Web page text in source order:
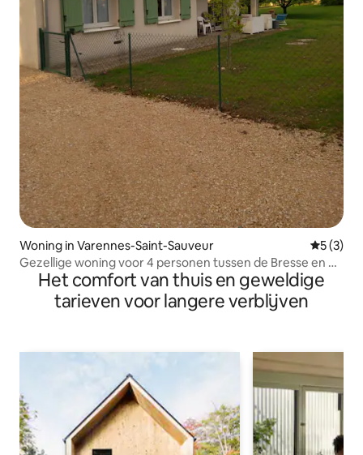
Woning in Varennes-Saint-Sauveur
5 (3)
Gezellige woning voor 4 personen tussen de Bresse en de
JuraHet comfort van thuis en geweldige
tarieven voor langere verblijven